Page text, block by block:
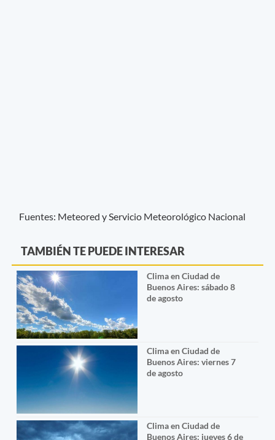
Fuentes: Meteored y Servicio Meteorológico Nacional
TAMBIÉN TE PUEDE INTERESAR
Clima en Ciudad de
Buenos Aires: sábado 8
de agosto
Clima en Ciudad de
Buenos Aires: viernes 7
de agosto
Clima en Ciudad de
Buenos Aires: jueves 6 de